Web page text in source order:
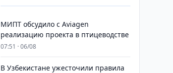
МИПТ обсудило с Aviagen
реализацию проекта в птицеводстве
07:51 · 06/08
В Узбекистане ужесточили правила